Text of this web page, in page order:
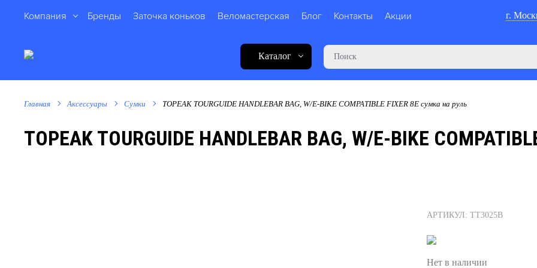
Компания Бренды Заточка коньков Веломастерская Блог Контакты Акции г.
Каталог
Главная Аксессуары Сумки TOPEAK TOURGUIDE HANDLEBAR BAG, W/E-BIKE COMPATIBLE FIXER 8E сумка на руль
TOPEAK TOURGUIDE HANDLEBAR BAG, W/E-BIKE
АРТИКУЛ: TT3025B
Нет в наличии